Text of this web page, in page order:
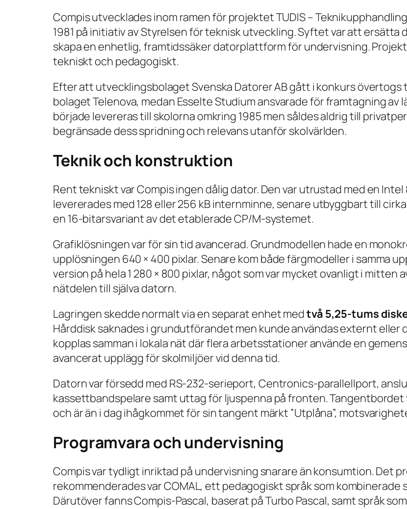
Compis utvecklades inom ramen för projektet TUDIS –
1981 på initiativ av Styrelsen för teknisk utveckling. Syftet var att ersätta
skapa en enhetlig, framtidssäker datorplattform för undervisning.
tekniskt och pedagogiskt.
Efter att utvecklingsbolaget Svenska Datorer AB gått i konkurs övertogs
bolaget Telenova, medan Esselte Studium ansvarade för framtagning av
började levereras till skolorna omkring 1985 men såldes aldrig till
begränsade dess spridning och relevans utanför skolvärlden.
Teknik och konstruktion
Rent tekniskt var Compis ingen dålig dator. Den var utrustad med en
levererades med 128 eller 256 kB internminne, senare utbyggbart till
en 16-bitarsvariant av det etablerade CP/M-systemet.
Grafiklösningen var för sin tid avancerad. Grundmodellen hade en
upplösningen 640 × 400 pixlar. Senare kom både färgmodeller i samma
version på hela 1 280 × 800 pixlar, något som var mycket ovanligt i
nätdelen till själva datorn.
Lagringen skedde normalt via en separat enhet medtvå 5,25-tums
Hårddisk saknades i grundutförandet men kunde användas externt eller
kopplas samman i lokala nät där flera arbetsstationer använde en
avancerat upplägg för skolmiljöer vid denna tid.
Datorn var försedd med RS-232-serieport, Centronics-parallellport,
kassettbandspelare samt uttag för ljuspenna på fronten.
och är än i dag ihågkommet för sin tangent märkt ”Utplåna”,
Programvara och undervisning
Compis var tydligt inriktad på undervisning snarare än konsumtion. Det
rekommenderades var COMAL, ett pedagogiskt språk som kombinerade
Därutöver fanns Compis-Pascal, baserat på Turbo Pascal, samt språk